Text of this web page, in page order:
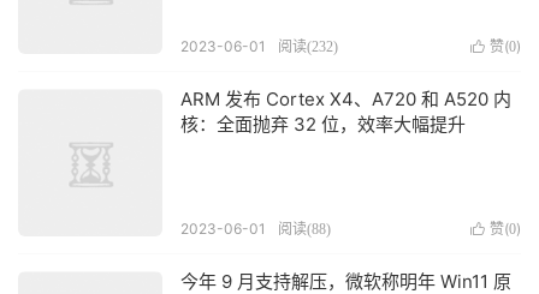
 赞(0)
2023-06-01 阅读(232)
ARM 发布 Cortex X4、A720 和 A520 内
核：全面抛弃 32 位，效率大幅提升
 赞(0)
2023-06-01 阅读(88)
今年 9 月支持解压，微软称明年 Win11 原